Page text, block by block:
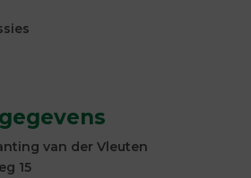
van der Vleuten
15